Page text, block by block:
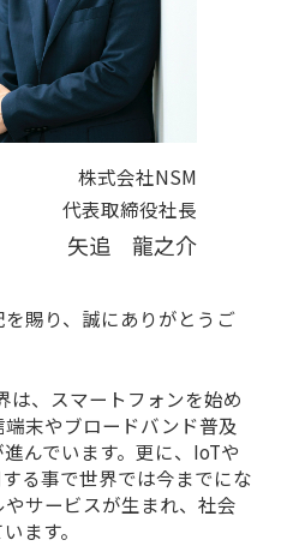
株式会社NSM
代表取締役社長
矢追 龍之介
賜り、誠にありがとうご
は、スマートフォンを始め
末やブロードバンド普及
んでいます。更に、IoTや
る事で世界では今までにな
サービスが生まれ、社会
ます。